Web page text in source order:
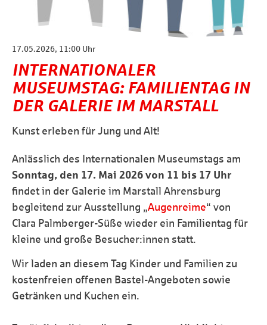
17.05.2026, 11:00 Uhr
INTERNATIONALER
MUSEUMSTAG: FAMILIENTAG IN
DER GALERIE IM MARSTALL
Kunst erleben für Jung und Alt!
Anlässlich des Internationalen Museumstags am
Sonntag, den 17. Mai 2026 von 11 bis 17 Uhr
findet in der Galerie im Marstall Ahrensburg
begleitend zur Ausstellung „Augenreime“ von
Clara Palmberger-Süße wieder ein Familientag für
kleine und große Besucher:innen statt.
Wir laden an diesem Tag Kinder und Familien zu
kostenfreien offenen Bastel-Angeboten sowie
Getränken und Kuchen ein.